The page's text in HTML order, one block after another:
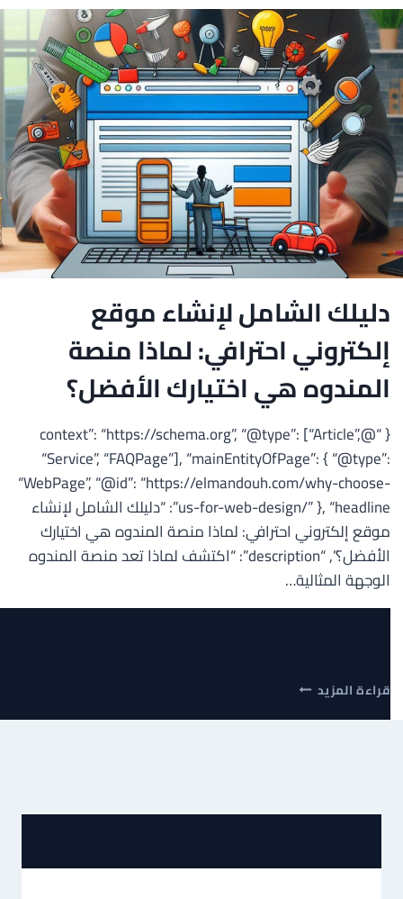
احترافي:
كيف
تضاعف
أرباحك
وتسيطر
على
سوقك
الرقمي؟
دليلك الشامل لإنشاء موقع
إلكتروني احترافي: لماذا منصة
المندوه هي اختيارك الأفضل؟
{ “@context”: “https://schema.org”, “@type”: [“Article”,
“Service”, “FAQPage”], “mainEntityOfPage”: { “@type”:
“WebPage”, “@id”: “https://elmandouh.com/why-choose-
us-for-web-design/” }, “headline”: “دليلك الشامل لإنشاء
موقع إلكتروني احترافي: لماذا منصة المندوه هي اختيارك
الأفضل؟”, “description”: “اكتشف لماذا تعد منصة المندوه
الوجهة المثالية…
قراءة المزيددليلك
لإنشاء
منصة
اختيارك